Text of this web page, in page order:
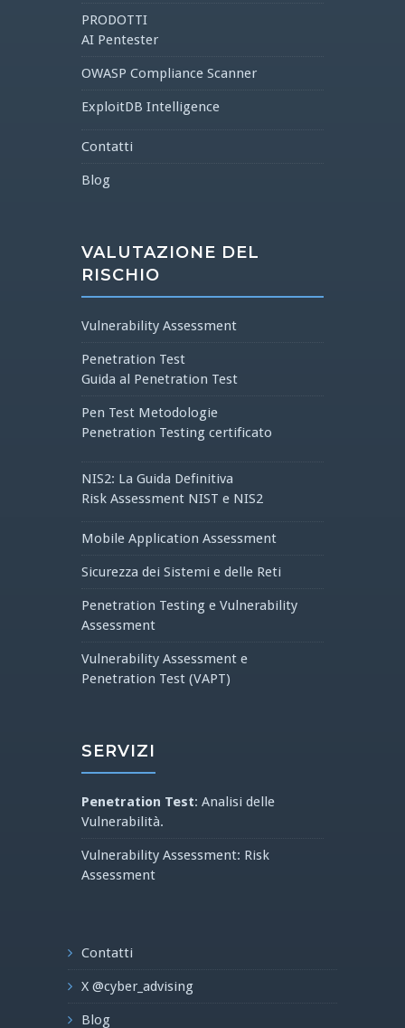
PRODOTTI
AI Pentester
OWASP Compliance Scanner
ExploitDB Intelligence
Contatti
Blog
VALUTAZIONE DEL
RISCHIO
Vulnerability Assessment
Penetration Test
Guida al Penetration Test
Pen Test Metodologie
Penetration Testing certificato
NIS2: La Guida Definitiva
Risk Assessment NIST e NIS2
Mobile Application Assessment
Sicurezza dei Sistemi e delle Reti
Penetration Testing e Vulnerability
Assessment
Vulnerability Assessment e
Penetration Test (VAPT)
SERVIZI
Penetration Test: Analisi delle
Vulnerabilità.
Vulnerability Assessment: Risk
Assessment
Contatti
X @cyber_advising
Blog